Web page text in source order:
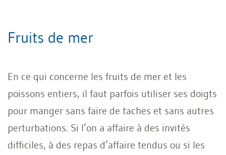
Fruits de mer
En ce qui concerne les fruits de mer et les
poissons entiers, il faut parfois utiliser ses doigts
pour manger sans faire de taches et sans autres
perturbations. Si l’on a affaire à des invités
difficiles, à des repas d’affaire tendus ou si les